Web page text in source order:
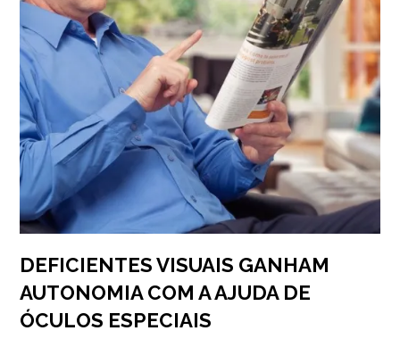
DEFICIENTES VISUAIS GANHAM
AUTONOMIA COM A AJUDA DE
ÓCULOS ESPECIAIS